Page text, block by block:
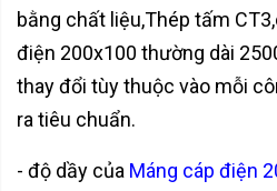
bằng chất liệu,Thép tấm
điện 200x100 thường dài
thay đổi tùy thuộc vào mỗi
ra tiêu chuẩn.
- độ dầy của Máng cáp điện